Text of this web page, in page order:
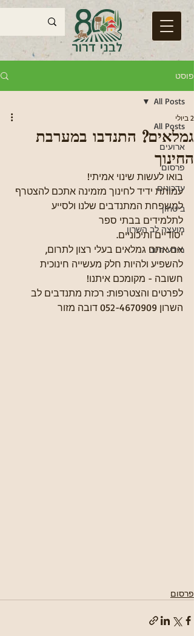
פוסט
All Posts
ארועים
פרסום
עדכונים
ביטחון
מועצה לב השרון
מידע חיוני
All Posts
גמלאים? התנדבו במערבת
החינוך
2 ביולי
בואו לעשות שינוי אמיתי!
עמותת ידיד לחינוך מזמינה אתכם להצטרף
למשפחת המתנדבים שלנו ולסייע
לתלמידים בבתי ספר
יסודיים ותיכוניים.
אם אתם גמלאים בעלי רצון לתרום,
להשפיע ולהיות חלק מעשייה חינוכית
חשובה - מקומכם איתנו!
לפרטים והצטרפות: רכזת מתנדבים לב
השרון 052-4670909 דובה מזור
פרסום